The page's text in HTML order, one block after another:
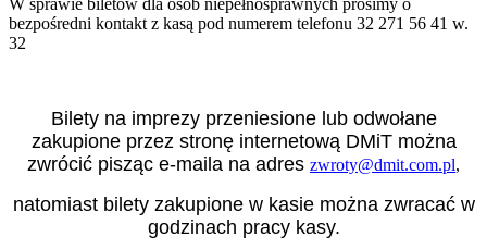
W sprawie biletów dla osób niepełnosprawnych prosimy o
bezpośredni kontakt z kasą pod numerem telefonu 32 271 56 41 w.
32
Bilety na imprezy przeniesione lub odwołane
zakupione przez stronę internetową DMiT można
zwrócić pisząc e-maila na adres zwroty@dmit.com.pl,
natomiast bilety zakupione w kasie można zwracać w
godzinach pracy kasy.